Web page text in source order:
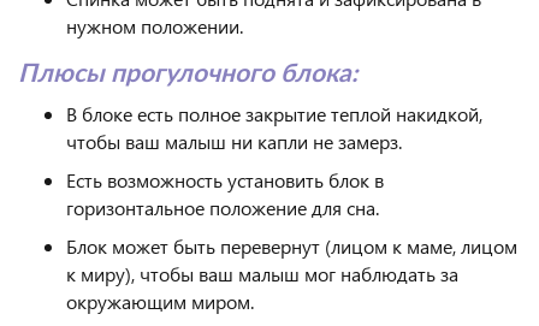
нужном положении.
Плюсы прогулочного блока:
В блоке есть полное закрытие теплой накидкой,
чтобы ваш малыш ни капли не замерз.
Eсть возможность установить блок в
горизонтальное положение для сна.
Блок может быть перевернут (лицом к маме, лицом
к миру), чтобы ваш малыш мог наблюдать за
окружающим миром.